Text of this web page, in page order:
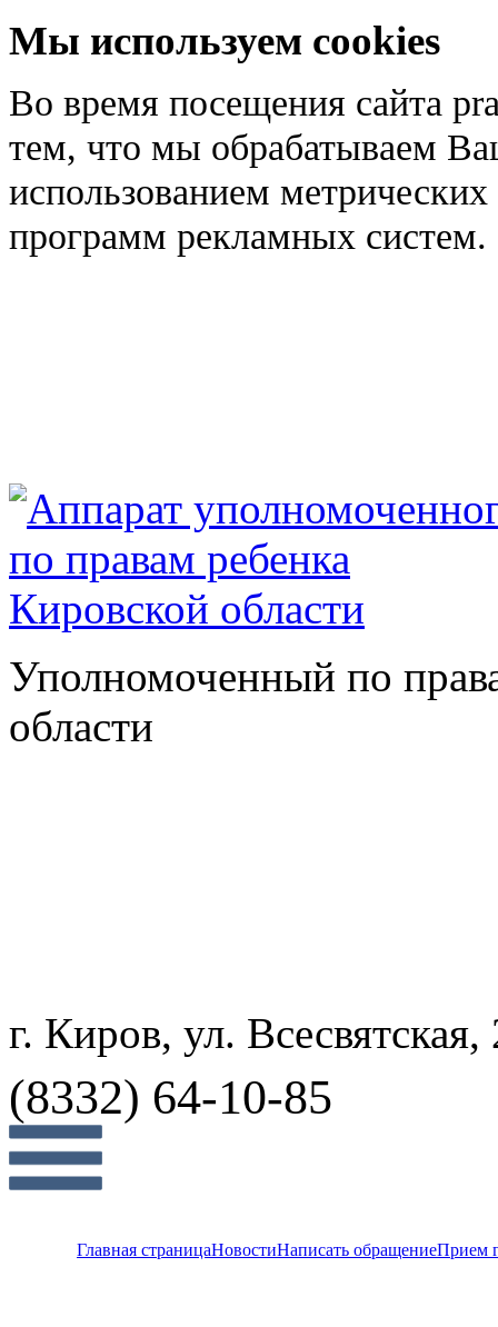
Мы используем cookies
Во время посещения сайта
тем, что мы обрабатываем
использованием
программ рекламных систем.
Уполномоченный по
области
г. Киров, ул. Всесвятская,
(8332) 64-10-85
Главная страницаНовостиНаписать обращениеПрием